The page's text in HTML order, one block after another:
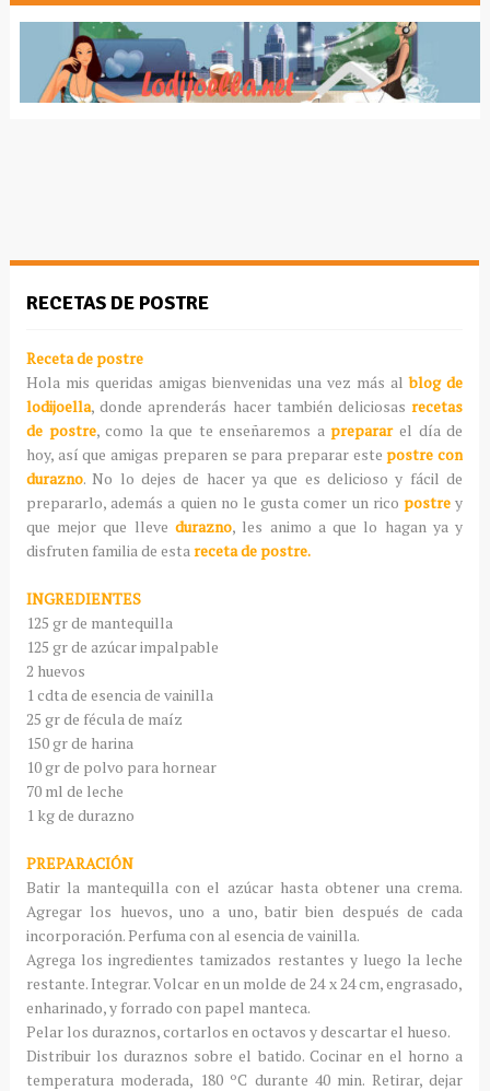
RECETAS DE POSTRE
Receta de postre
Hola mis queridas amigas bienvenidas una vez más alblog de
lodijoella, donde aprenderás hacer también deliciosasrecetas
de postre, como la que te enseñaremos aprepararel día de
hoy, así que amigas preparen se para preparar estepostre con
durazno. No lo dejes de hacer ya que es delicioso y fácil de
prepararlo, además a quien no le gusta comer un rico postrey
que mejor que llevedurazno, les animo a que lo hagan ya y
disfruten familia de esta receta de postre.
INGREDIENTES
125 gr de mantequilla
125 gr de azúcar impalpable
2 huevos
1 cdta de esencia de vainilla
25 gr de fécula de maíz
150 gr de harina
10 gr de polvo para hornear
70 ml de leche
1 kg de durazno
PREPARACIÓN
Batir la mantequilla con el azúcar hasta obtener una crema.
Agregar los huevos, uno a uno, batir bien después de cada
incorporación. Perfuma con al esencia de vainilla.
Agrega los ingredientes tamizados restantes y luego la leche
restante. Integrar. Volcar en un molde de 24 x 24 cm, engrasado,
enharinado, y forrado con papel manteca.
Pelar los duraznos, cortarlos en octavos y descartar el hueso.
Distribuir los duraznos sobre el batido. Cocinar en el horno a
temperatura moderada, 180 ºC durante 40 min. Retirar, dejar